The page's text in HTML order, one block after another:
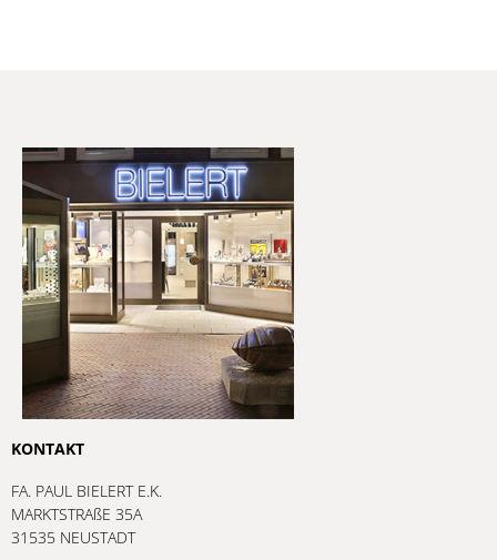
KONTAKT
FA. PAUL BIELERT E.K.
MARKTSTRAßE 35A
31535 NEUSTADT